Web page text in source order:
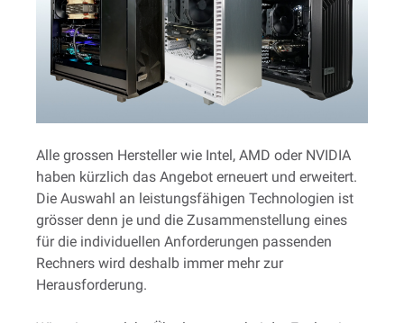
Alle grossen Hersteller wie Intel, AMD oder NVIDIA
haben kürzlich das Angebot erneuert und erweitert.
Die Auswahl an leistungsfähigen Technologien ist
grösser denn je und die Zusammenstellung eines
für die individuellen Anforderungen passenden
Rechners wird deshalb immer mehr zur
Herausforderung.